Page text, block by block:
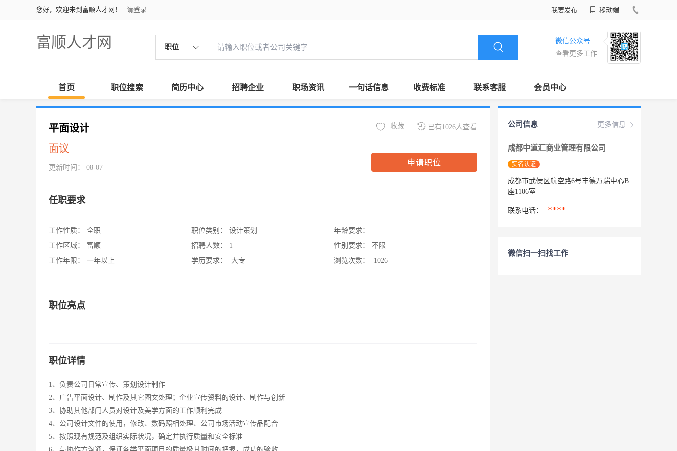
您好，欢迎来到富顺人才网！ 请登录 我要发布 移动端
富顺人才网 职位
微信公众号
查看更多工作
首页 职位搜索 简历中心 招聘企业 职场资讯 一句话信息 收费标准 联系客服 会员中心
平面设计
面议
更新时间： 08-07
已有1026人查看
收藏
申请职位
任职要求
工作性质：
全职
工作区域：
富顺
工作年限：
一年以上
职位类别：
设计策划
招聘人数：
1
学历要求：
大专
年龄要求：
性别要求：
不限
浏览次数：
1026
职位亮点
职位详情
1、负责公司日常宣传、策划设计制作
2、广告平面设计、制作及其它图文处理；企业宣传资料的设计、制作与创新
3、协助其他部门人员对设计及美学方面的工作顺利完成
4、公司设计文件的使用，修改、数码照相处理、公司市场活动宣传品配合
5、按照现有规范及组织实际状况，确定并执行质量和安全标准
更多信息
公司信息
成都中道汇商业管理有限公司
实名认证
成都市武侯区航空路6号丰德万瑞中心B
座1106室
联系电话： ****
微信扫一扫找工作